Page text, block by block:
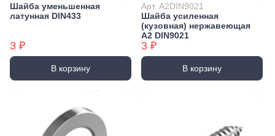
Шайба уменьшенная
латунная DIN433
3 ₽
В корзину
Арт. А2DIN9021
Шайба усиленная
(кузовная) нержавеющая
А2 DIN9021
3 ₽
В корзину